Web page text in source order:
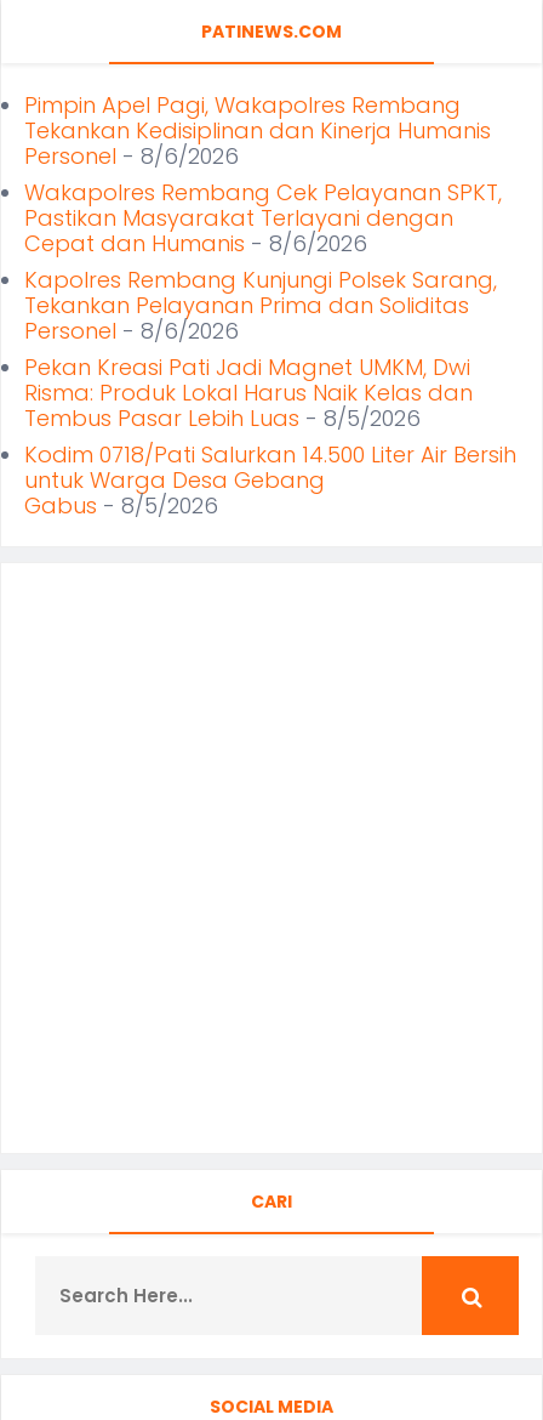
PATINEWS.COM
Pimpin Apel Pagi, Wakapolres Rembang
Tekankan Kedisiplinan dan Kinerja Humanis
Personel - 8/6/2026
Wakapolres Rembang Cek Pelayanan SPKT,
Pastikan Masyarakat Terlayani dengan
Cepat dan Humanis - 8/6/2026
Kapolres Rembang Kunjungi Polsek Sarang,
Tekankan Pelayanan Prima dan Soliditas
Personel - 8/6/2026
Pekan Kreasi Pati Jadi Magnet UMKM, Dwi
Risma: Produk Lokal Harus Naik Kelas dan
Tembus Pasar Lebih Luas - 8/5/2026
Kodim 0718/Pati Salurkan 14.500 Liter Air Bersih
untuk Warga Desa Gebang
Gabus - 8/5/2026
CARI
SOCIAL MEDIA